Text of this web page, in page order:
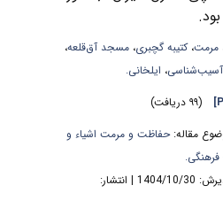
،کتیبه گچبری،مسجد آق‌قلعه،
،ایلخانی.
مقاله:حفاظت و مرمت اشیاء و
دریافت: 1404/7/17 | پذیرش: 1404/10/30 | انتشار: